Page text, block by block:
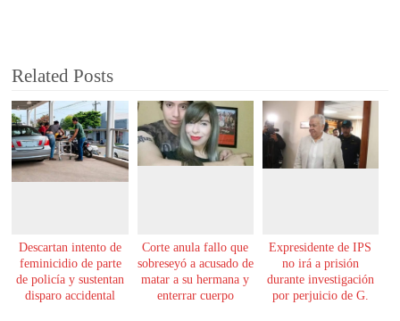
Related Posts
Descartan intento de
feminicidio de parte
de policía y sustentan
disparo accidental
Corte anula fallo que
sobreseyó a acusado de
matar a su hermana y
enterrar cuerpo
Expresidente de IPS
no irá a prisión
durante investigación
por perjuicio de G.